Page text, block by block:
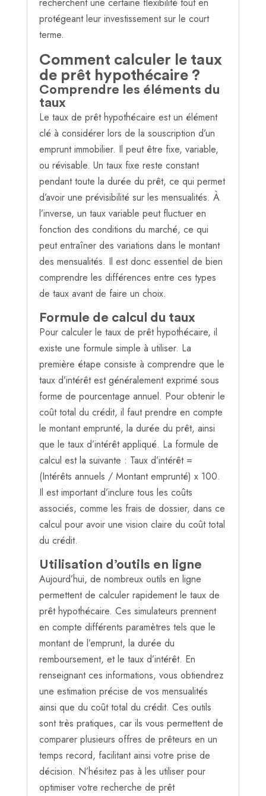
protégeant leur investissement sur le court
terme.
Comment calculer le taux
de prêt hypothécaire ?
Comprendre les éléments du
taux
Le taux de prêt hypothécaire est un élément
clé à considérer lors de la souscription d’un
emprunt immobilier. Il peut être fixe, variable,
ou révisable. Un taux fixe reste constant
pendant toute la durée du prêt, ce qui permet
d’avoir une prévisibilité sur les mensualités. À
l’inverse, un taux variable peut fluctuer en
fonction des conditions du marché, ce qui
peut entraîner des variations dans le montant
des mensualités. Il est donc essentiel de bien
comprendre les différences entre ces types
de taux avant de faire un choix.
Formule de calcul du taux
Pour calculer le taux de prêt hypothécaire, il
existe une formule simple à utiliser. La
première étape consiste à comprendre que le
taux d’intérêt est généralement exprimé sous
forme de pourcentage annuel. Pour obtenir le
coût total du crédit, il faut prendre en compte
le montant emprunté, la durée du prêt, ainsi
que le taux d’intérêt appliqué. La formule de
calcul est la suivante : Taux d’intérêt =
(Intérêts annuels / Montant emprunté) x 100.
Il est important d’inclure tous les coûts
associés, comme les frais de dossier, dans ce
calcul pour avoir une vision claire du coût total
du crédit.
Utilisation d’outils en ligne
Aujourd’hui, de nombreux outils en ligne
permettent de calculer rapidement le taux de
prêt hypothécaire. Ces simulateurs prennent
en compte différents paramètres tels que le
montant de l’emprunt, la durée du
remboursement, et le taux d’intérêt. En
renseignant ces informations, vous obtiendrez
une estimation précise de vos mensualités
ainsi que du coût total du crédit. Ces outils
sont très pratiques, car ils vous permettent de
comparer plusieurs offres de prêteurs en un
temps record, facilitant ainsi votre prise de
décision. N’hésitez pas à les utiliser pour
optimiser votre recherche de prêt